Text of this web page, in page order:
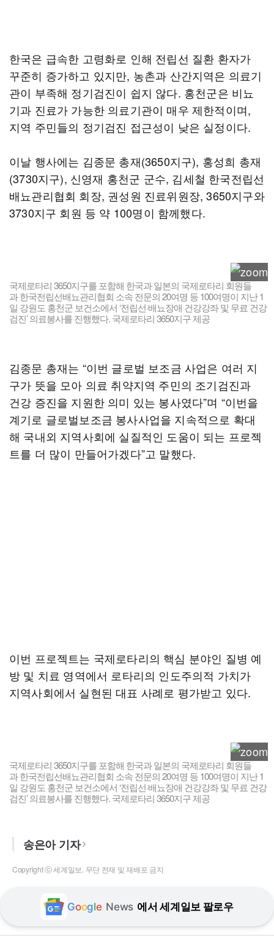
한국은 급속한 고령화로 인해 전립선 질환 환자가
꾸준히 증가하고 있지만, 농촌과 산간지역은 의료기
관이 부족해 정기검진이 쉽지 않다. 홍천군은 비뇨
기과 진료가 가능한 의료기관이 매우 제한적이며,
지역 주민들의 정기검진 접근성이 낮은 실정이다.
이날 행사에는 김종문 총재(3650지구), 홍성희 총재
(3730지구), 신영재 홍천군 군수, 김세철 한국전립선
배뇨관리협회 회장, 권성원 진료위원장, 3650지구와
3730지구 회원 등 약 100명이 함께했다.
국제로타리 3650지구를 포함해 한국과 일본의 국제로타리 회원들
과 한국전립선배뇨관리협회 소속 전문의 20여명 등 100여명이 지난 1
일 강원도 홍천군 보건소에서 ‘전립선·배뇨장애 건강강좌 및 무료 건강
검진’ 의료봉사를 진행했다. 국제로타리 3650지구 제공
김종문 총재는 “이번 글로벌 보조금 사업은 여러 지
구가 뜻을 모아 의료 취약지역 주민의 조기검진과
건강 증진을 지원한 의미 있는 봉사였다”며 “이번을
계기로 글로벌보조금 봉사사업을 지속적으로 확대
해 국내외 지역사회에 실질적인 도움이 되는 프로젝
트를 더 많이 만들어가겠다”고 말했다.
이번 프로젝트는 국제로타리의 핵심 분야인 질병 예
방 및 치료 영역에서 로타리의 인도주의적 가치가
지역사회에서 실현된 대표 사례로 평가받고 있다.
국제로타리 3650지구를 포함해 한국과 일본의 국제로타리 회원들
과 한국전립선배뇨관리협회 소속 전문의 20여명 등 100여명이 지난 1
일 강원도 홍천군 보건소에서 ‘전립선·배뇨장애 건강강좌 및 무료 건강
검진’ 의료봉사를 진행했다. 국제로타리 3650지구 제공
송은아 기자
Copyright ⓒ 세계일보. 무단 전재 및 재배포 금지
Google News 에서 세계일보 팔로우